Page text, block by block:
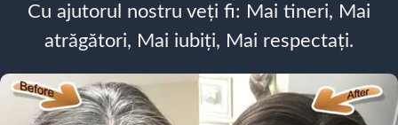
Cu ajutorul nostru veți fi: Mai tineri, Mai
atrăgători, Mai iubiți, Mai respectați.